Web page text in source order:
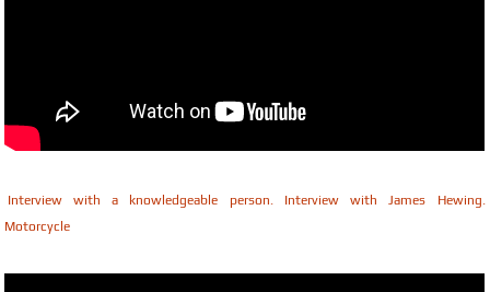
Interview with a knowledgeable person. Interview with James Hewing.
Motorcycle